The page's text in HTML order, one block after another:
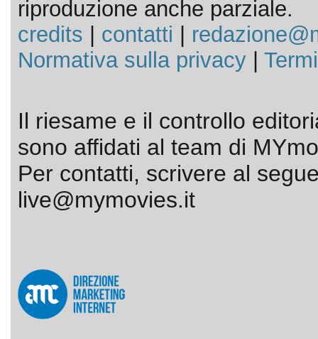
riproduzione anche parziale.
credits
contatti
Normativa sulla privacy|
Il riesame e il controllo
sono affidati al team di
Per contatti, scrivere al
live@mymovies.it